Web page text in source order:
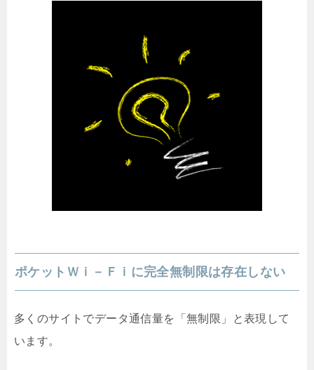
ポケットＷｉ－Ｆｉに完全無制限は存在しない
多くのサイトでデータ通信量を「無制限」と表現して
います。